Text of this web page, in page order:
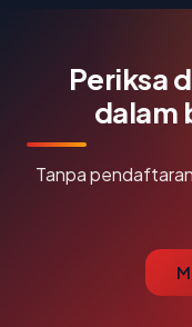
Periksa
dalam
Tanpa